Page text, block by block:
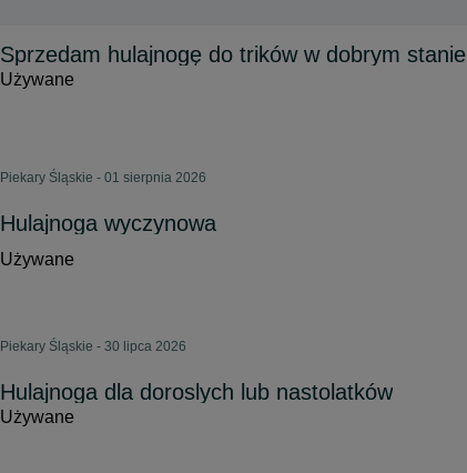
Sprzedam hulajnogę do trików w dobrym stanie
Używane
Piekary Śląskie - 01 sierpnia 2026
Hulajnoga wyczynowa
Używane
Piekary Śląskie - 30 lipca 2026
Hulajnoga dla doroslych lub nastolatków
Używane